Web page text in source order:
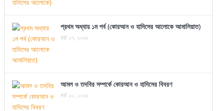
প্রথম অধ্যায় ১ম পর্ব (কোরআন ও হাদিসের আলোকে আমালিয়াত)
মার্চ ২৭, ২০১৯
আমল ও তদবির সম্পর্কে কোরআন ও হাদিসের বিবরণ
মার্চ ২০, ২০১৯